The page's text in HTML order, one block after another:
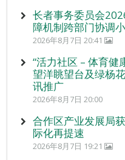
长者事务委员会
障机制跨部门协调
2026年8月7日 20:41
“活力社区 – 体育健
望洋眺望台及绿杨
讯推广
2026年8月7日 20:00
合作区产业发展局
际化再提速
2026年8月7日 19:21